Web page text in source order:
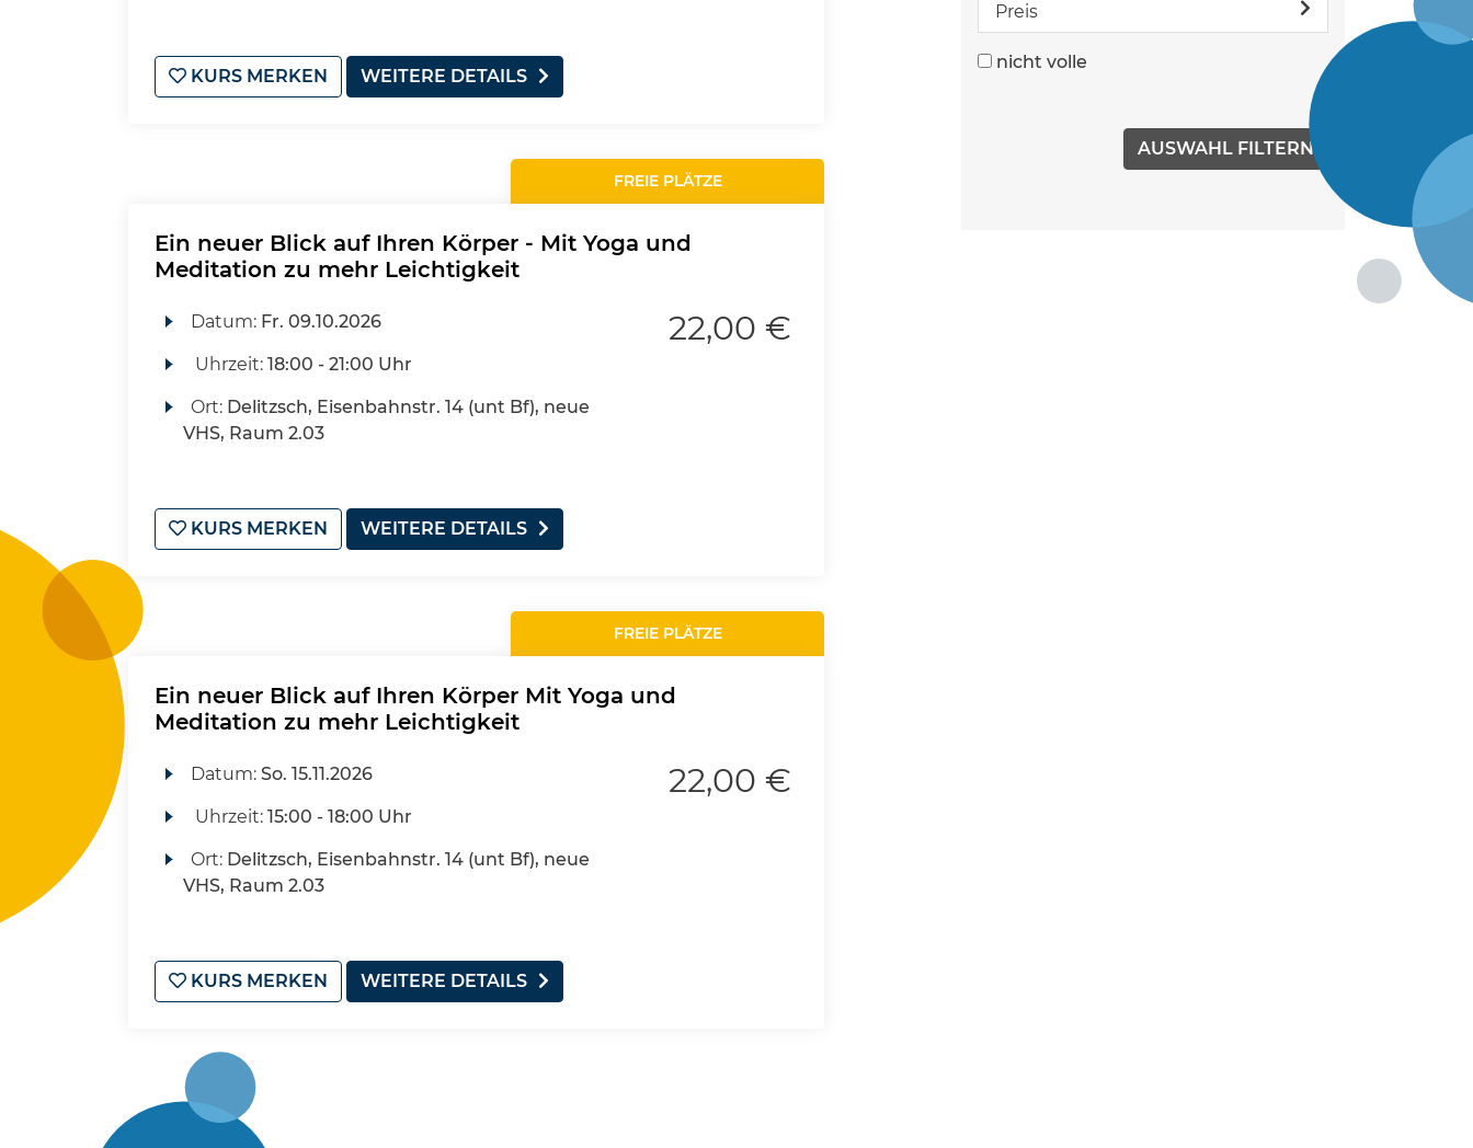
KURS MERKEN WEITERE DETAILS
FREIE PLÄTZE
Ein neuer Blick auf Ihren Körper - Mit Yoga und
Meditation zu mehr Leichtigkeit
Datum: Fr. 09.10.2026
Uhrzeit: 18:00 - 21:00 Uhr
Ort: Delitzsch, Eisenbahnstr. 14 (unt Bf), neue
VHS, Raum 2.03
22,00 €
KURS MERKEN WEITERE DETAILS
FREIE PLÄTZE
Ein neuer Blick auf Ihren Körper Mit Yoga und
Meditation zu mehr Leichtigkeit
Datum: So. 15.11.2026
Uhrzeit: 15:00 - 18:00 Uhr
Ort: Delitzsch, Eisenbahnstr. 14 (unt Bf), neue
VHS, Raum 2.03
22,00 €
KURS MERKEN WEITERE DETAILS
Preis
nicht volle